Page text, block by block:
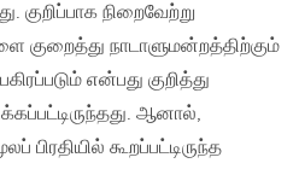
குறிப்பாக நிறைவேற்று
குறைத்து நாடாளுமன்றத்திற்கும்
என்பது குறித்து
ஆனால்,
பிரதியில் கூறப்பட்டிருந்த